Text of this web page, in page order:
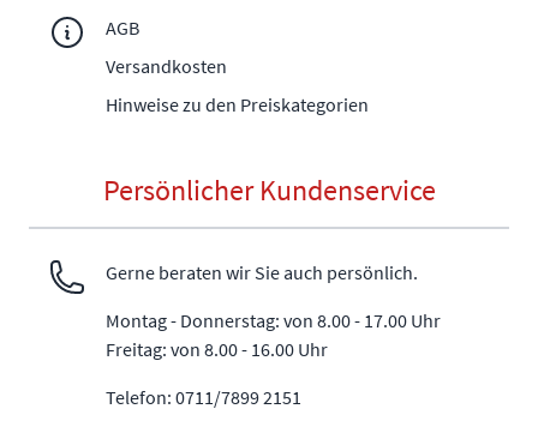
AGB
Versandkosten
Hinweise zu den Preiskategorien
Persönlicher Kundenservice
Gerne beraten wir Sie auch persönlich.
Montag - Donnerstag: von 8.00 - 17.00 Uhr
Freitag: von 8.00 - 16.00 Uhr
Telefon: 0711/7899 2151